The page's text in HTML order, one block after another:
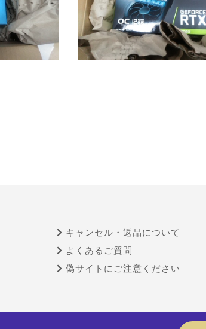
キャンセル・返品について
よくあるご質問
偽サイトにご注意ください